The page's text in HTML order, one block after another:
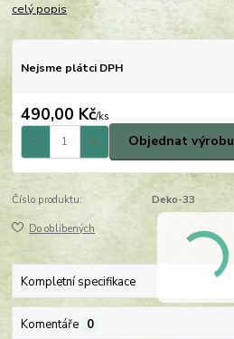
celý popis
Nejsme plátci DPH
490,00 Kč/ks
Objednat výrobu
Číslo produktu: Deko-33
Do oblíbených
Kompletní specifikace
Komentáře 0